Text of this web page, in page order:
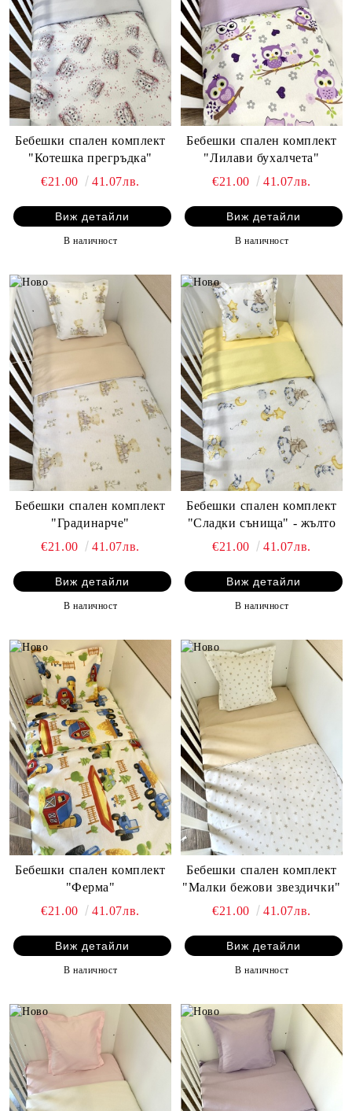
Бебешки спален комплект
"Котешка прегръдка"
€21.00
41.07лв.
Виж детайли
В наличност
Бебешки спален комплект
"Лилави бухалчета"
€21.00
41.07лв.
Виж детайли
В наличност
Бебешки спален комплект
"Градинарче"
€21.00
41.07лв.
Виж детайли
В наличност
Бебешки спален комплект
"Сладки сънища" - жълто
€21.00
41.07лв.
Виж детайли
В наличност
Бебешки спален комплект
"Ферма"
€21.00
41.07лв.
Виж детайли
В наличност
Бебешки спален комплект
"Малки бежови звездички"
€21.00
41.07лв.
Виж детайли
В наличност